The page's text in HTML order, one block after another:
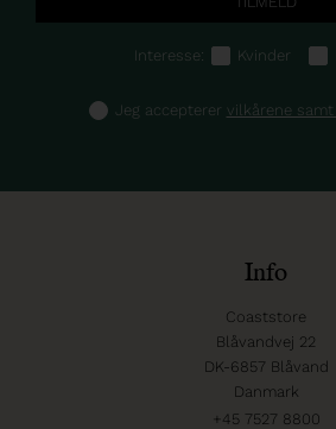
Interesse: Kvinder
Jeg accepterer vilkårene
Info
Coaststore
Blåvandvej 22
DK-6857 Blåvand
Danmark
+45 7527 8800